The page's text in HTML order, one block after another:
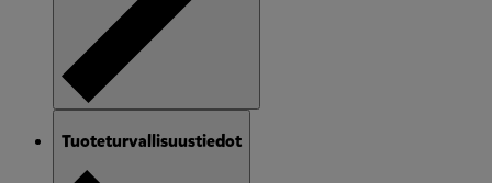
Tuoteturvallisuustiedot